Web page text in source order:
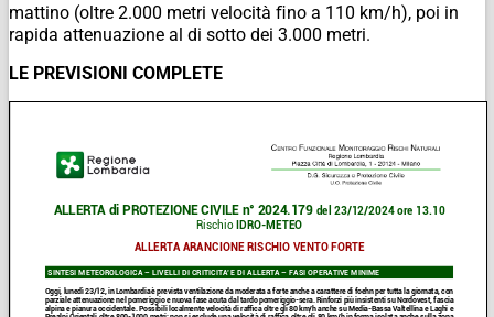
mattino (oltre 2.000 metri velocità ﬁno a 110 km/h), poi in
rapida attenuazione al di sotto dei 3.000 metri.
LE PREVISIONI COMPLETE